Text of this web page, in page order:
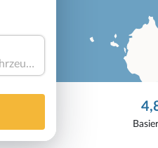
Haben Sie ein Fahrzeug?